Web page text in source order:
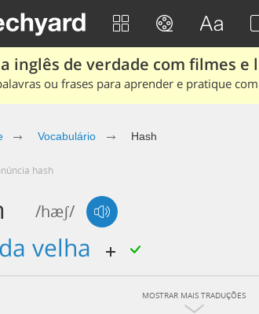
inglês de verdade com filmes e
ou frases para aprender e pratique
Vocabulário Hash
hash
/hæʃ/
velha
MOSTRAR MAIS TRADUÇÕES